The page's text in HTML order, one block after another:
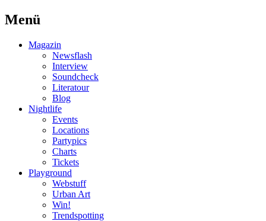
Menü
Magazin
Newsflash
Interview
Soundcheck
Literatour
Blog
Nightlife
Events
Locations
Partypics
Charts
Tickets
Playground
Webstuff
Urban Art
Win!
Trendspotting